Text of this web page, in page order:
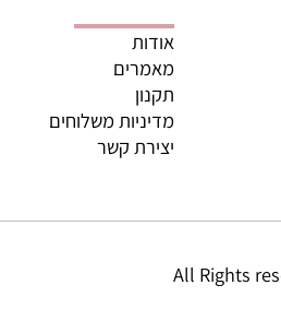
מידע נוסף
מאמרים
יצירת קשר